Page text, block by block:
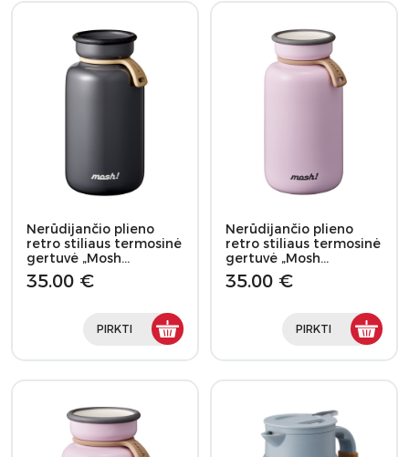
Nerūdijančio plieno
retro stiliaus termosinė
gertuvė „Mosh…
35.00 €
PIRKTI
Nerūdijančio plieno
retro stiliaus termosinė
gertuvė „Mosh…
35.00 €
PIRKTI